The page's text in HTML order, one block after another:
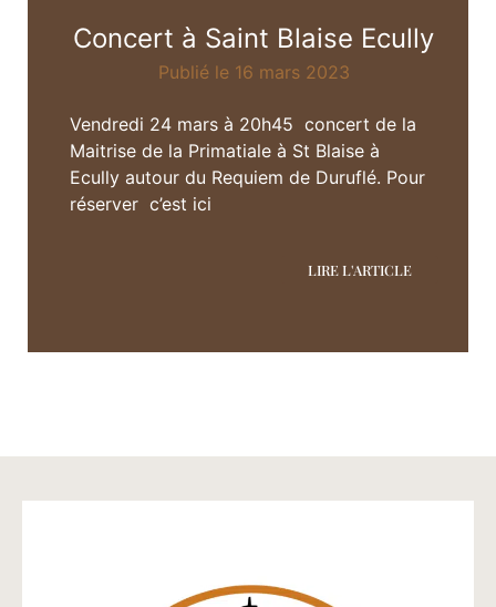
Concert à Saint Blaise Ecully
Publié le 16 mars 2023
Vendredi 24 mars à 20h45 concert de la
Maitrise de la Primatiale à St Blaise à
Ecully autour du Requiem de Duruflé. Pour
réserver c’est ici
LIRE L'ARTICLE